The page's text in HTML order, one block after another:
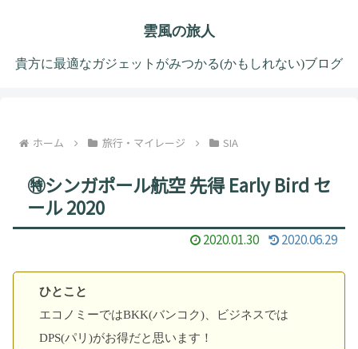
雲風の旅人
貴方に最適なガジェットがみつかる(かもしれない)ブログ
ホーム 旅行・マイレージ SIA
㊕シンガポール航空 先得 Early Bird セ
ール 2020
2020.01.30 2020.06.29
ひとこと
エコノミーではBKK(バンコク)、ビジネスでは
DPS(パリ)がお得だと思います！